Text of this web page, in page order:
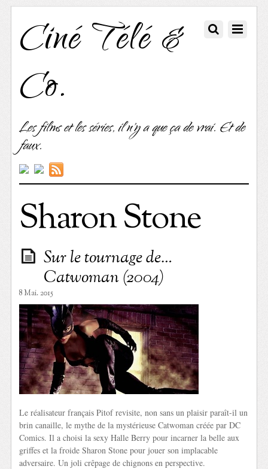
Ciné Télé &
Co.
Les films et les séries, il n'y a que ça de vrai. Et de
faux.
Sharon Stone
Sur le tournage de…
Catwoman (2004)
8 Mai. 2015
Le réalisateur français Pitof revisite, non sans un plaisir paraît-il un
brin canaille, le mythe de la mystérieuse Catwoman créée par DC
Comics. Il a choisi la sexy Halle Berry pour incarner la belle aux
griffes et la froide Sharon Stone pour jouer son implacable
adversaire. Un joli crêpage de chignons en perspective.